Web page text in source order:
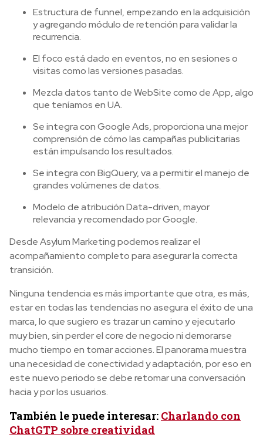
Estructura de funnel, empezando en la adquisición
y agregando módulo de retención para validar la
recurrencia.
El foco está dado en eventos, no en sesiones o
visitas como las versiones pasadas.
Mezcla datos tanto de WebSite como de App, algo
que teníamos en UA.
Se integra con Google Ads, proporciona una mejor
comprensión de cómo las campañas publicitarias
están impulsando los resultados.
Se integra con BigQuery, va a permitir el manejo de
grandes volúmenes de datos.
Modelo de atribución Data-driven, mayor
relevancia y recomendado por Google.
Desde Asylum Marketing podemos realizar el
acompañamiento completo para asegurar la correcta
transición.
Ninguna tendencia es más importante que otra, es más,
estar en todas las tendencias no asegura el éxito de una
marca, lo que sugiero es trazar un camino y ejecutarlo
muy bien, sin perder el core de negocio ni demorarse
mucho tiempo en tomar acciones. El panorama muestra
una necesidad de conectividad y adaptación, por eso en
este nuevo periodo se debe retomar una conversación
hacia y por los usuarios.
También le puede interesar: Charlando con
ChatGTP sobre creatividad